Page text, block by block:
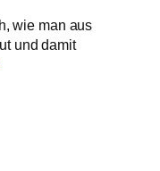
wie man aus
und damit